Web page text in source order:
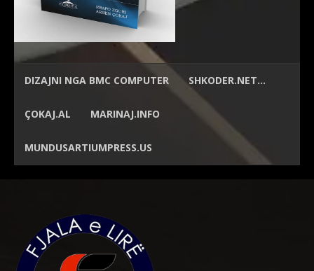
DIZAJNI NGA BMC COMPUTER SHKODER.NET…
ÇOKAJ.AL MARINAJ.INFO
MUNDUSARTIUMPRESS.US